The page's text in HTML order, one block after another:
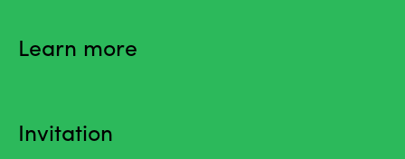
Learn more
Invitation